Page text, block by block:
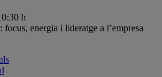
h
energia i lideratge a l’empresa